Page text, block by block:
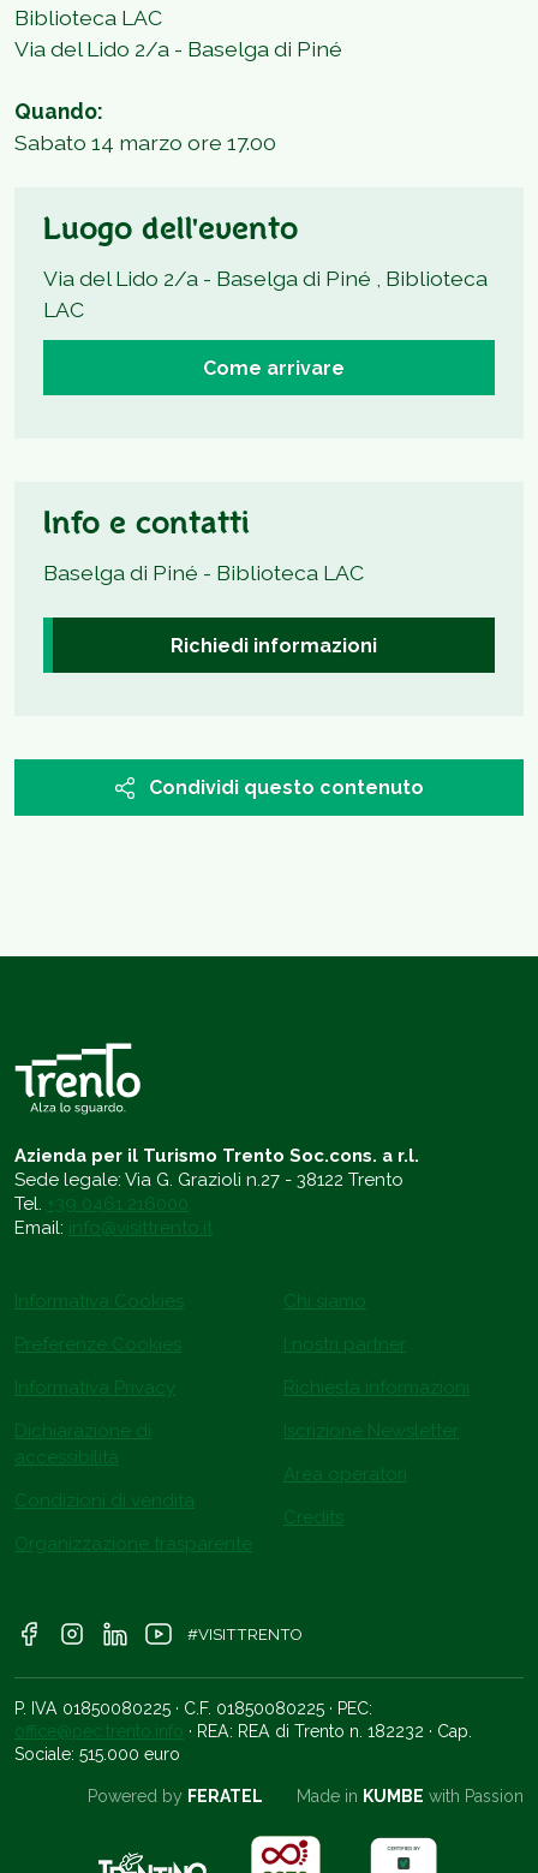
Biblioteca LAC
Via del Lido 2/a - Baselga di Piné
Quando:
Sabato 14 marzo ore 17.00
Luogo dell'evento
Via del Lido 2/a - Baselga di Piné , Biblioteca
LAC
Come arrivare
Info e contatti
Baselga di Piné - Biblioteca LAC
Richiedi informazioni
Condividi questo contenuto
Azienda per il Turismo Trento Soc.cons. a r.l.
Sede legale: Via G. Grazioli n.27 - 38122 Trento
Tel. +39 0461 216000
Email: info@visittrento.it
Informativa Cookies
Preferenze Cookies
Informativa Privacy
Dichiarazione di
accessibilità
Condizioni di vendita
Organizzazione trasparente
Chi siamo
I nostri partner
Richiesta informazioni
Iscrizione Newsletter
Area operatori
Credits
#VISITTRENTO
P. IVA 01850080225 · C.F. 01850080225 · PEC:
office@pec.trento.info · REA: REA di Trento n. 182232 · Cap.
Sociale: 515.000 euro
Powered by FERATEL Made in KUMBE with Passion